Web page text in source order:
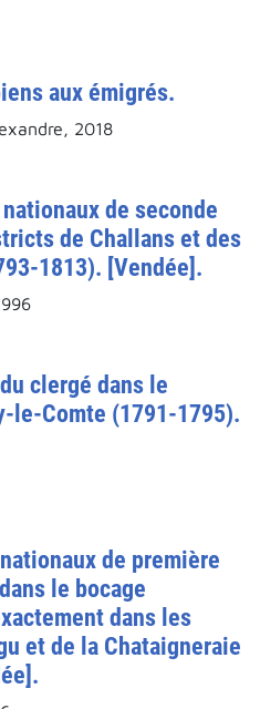
aux émigrés.
2018
de seconde
de Challans et des
1813). [Vendée].
clergé dans le
le-Comte (1791-1795).
de première
le bocage
dans les
et de la Chataigneraie